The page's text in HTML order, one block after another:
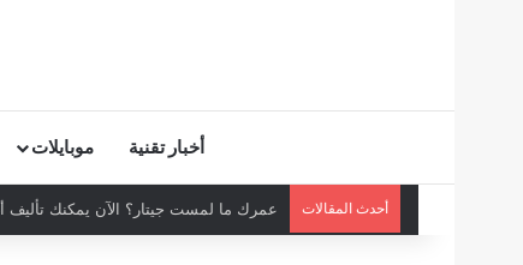
أخبار تقنية موبايلات
أحدث المقالات عمرك ما لمست جيتار؟ الآن يمكنك تأليف